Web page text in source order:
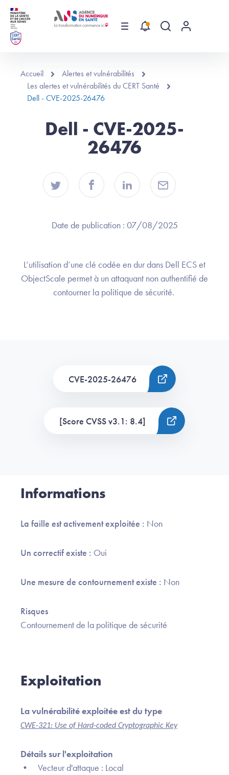
Aller au contenu principal
Menu Recherche
Menu
Accueil
Alertes et vulnérabilités
Les alertes et vulnérabilités du CERT Santé
Dell - CVE-2025-26476
Dell - CVE-2025-
26476
Date de publication : 07/08/2025
L’utilisation d’une clé codée en dur dans Dell ECS et
ObjectScale permet à un attaquant non authentifié de
contourner la politique de sécurité.
CVE-2025-26476
[Score CVSS v3.1: 8.4]
Informations
La faille est activement exploitée : Non
Un correctif existe : Oui
Une mesure de contournement existe : Non
Risques
Contournement de la politique de sécurité
Exploitation
La vulnérabilité exploitée est du type
CWE-321: Use of Hard-coded Cryptographic Key
Détails sur l'exploitation
• Vecteur d'attaque : Local